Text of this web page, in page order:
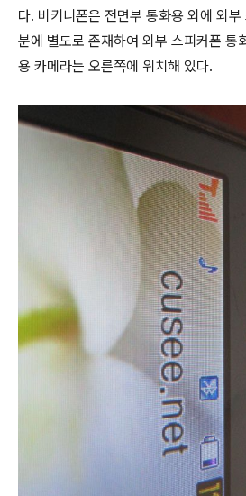
다. 비키니폰은 전면부 통화용 외에 외
분에 별도로 존재하여 외부 스피커폰 통
용 카메라는 오른쪽에 위치해 있다.